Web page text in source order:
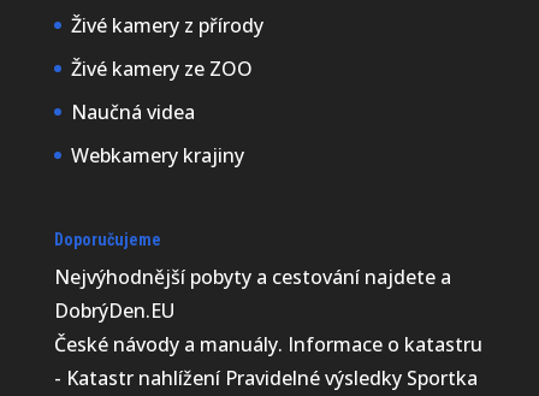
Živé kamery z přírody
Živé kamery ze ZOO
Naučná videa
Webkamery krajiny
Doporučujeme
Nejvýhodnější pobyty a cestování najdete a
DobrýDen.EU
České návodya manuály. Informace o katastru
- Katastr nahlíženíPravidelné výsledky Sportka